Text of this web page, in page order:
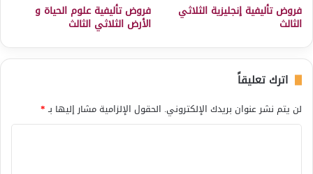
فروض تأليفية إنجليزية الثلاثي
الثالث
فروض تأليفية علوم الحياة و
الأرض الثلاثي الثالث
اترك تعليقاً
لن يتم نشر عنوان بريدك الإلكتروني. الحقول الإلزامية مشار إليها بـ*